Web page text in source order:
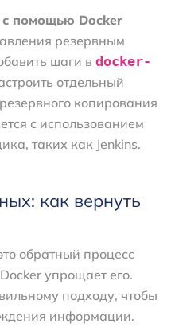
с помощью Docker
резервным
шаги в docker-
отдельный
копирования
с использованием
таких как Jenkins.
как вернуть
обратный процесс
упрощает его.
подходу, чтобы
информации.